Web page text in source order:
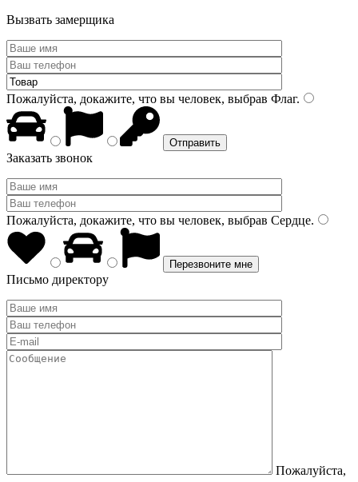
Вызвать замерщика
Пожалуйста, докажите, что вы человек, выбрав Флаг.
Заказать звонок
Пожалуйста, докажите, что вы человек, выбрав Сердце.
Письмо директору
Пожалуйста,